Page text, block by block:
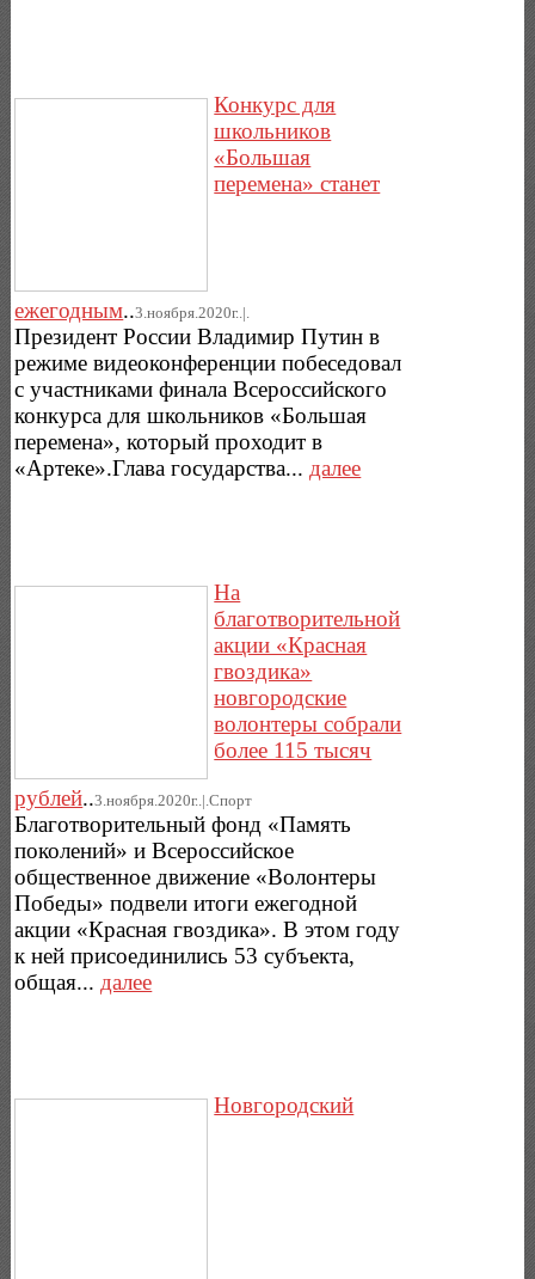
Конкурс для
школьников
«Большая
перемена» станет
ежегодным..3.ноября.2020г..|.
Президент России Владимир Путин в
режиме видеоконференции побеседовал
с участниками финала Всероссийского
конкурса для школьников «Большая
перемена», который проходит в
«Артеке».Глава государства...далее
На
благотворительной
акции «Красная
гвоздика»
новгородские
волонтеры собрали
более 115 тысяч
рублей..3.ноября.2020г..|.Спорт
Благотворительный фонд «Память
поколений» и Всероссийское
общественное движение «Волонтеры
Победы» подвели итоги ежегодной
акции «Красная гвоздика». В этом году
к ней присоединились 53 субъекта,
общая... далее
Новгородский